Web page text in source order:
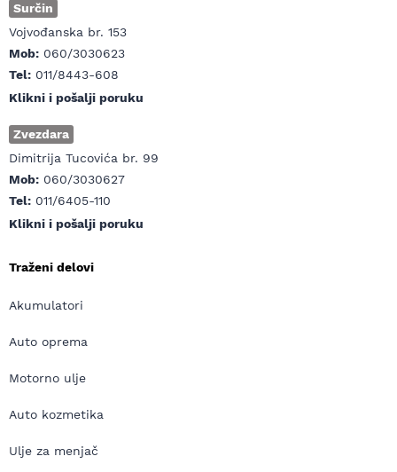
Surčin
Vojvođanska br. 153
Mob: 060/3030623
Tel: 011/8443-608
Klikni i pošalji poruku
Zvezdara
Dimitrija Tucovića br. 99
Mob: 060/3030627
Tel: 011/6405-110
Klikni i pošalji poruku
Traženi delovi
Akumulatori
Auto oprema
Motorno ulje
Auto kozmetika
Ulje za menjač